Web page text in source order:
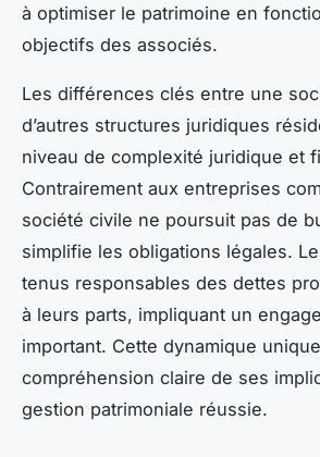
à optimiser le patrimoine en
objectifs des associés.
Les différences clés entre une
d’autres structures juridiques
niveau de complexité juridique et
Contrairement aux entreprises
société civile ne poursuit pas de
simplifie les obligations légales.
tenus responsables des dettes
à leurs parts, impliquant un
important. Cette dynamique
compréhension claire de ses
gestion patrimoniale réussie.